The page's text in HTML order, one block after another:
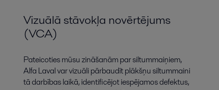
Vizuālā stāvokļa novērtējums
(VCA)
Pateicoties mūsu zināšanām par siltummaiņiem,
Alfa Laval var vizuāli pārbaudīt plākšņu siltummaini
tā darbības laikā, identificējot iespējamos defektus,